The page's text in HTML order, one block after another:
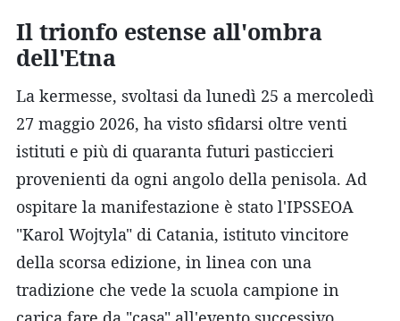
Il trionfo estense all'ombra
dell'Etna
La kermesse, svoltasi da lunedì 25 a mercoledì
27 maggio 2026, ha visto sfidarsi oltre venti
istituti e più di quaranta futuri pasticcieri
provenienti da ogni angolo della penisola. Ad
ospitare la manifestazione è stato l'IPSSEOA
"Karol Wojtyla" di Catania, istituto vincitore
della scorsa edizione, in linea con una
tradizione che vede la scuola campione in